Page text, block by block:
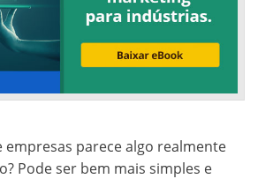
parece algo realmente
Pode ser bem mais simples e